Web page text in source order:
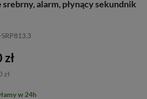
alarm, płynący sekundnik
zł
zł
w 24h